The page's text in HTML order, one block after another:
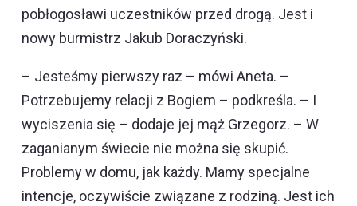
pobłogosławi uczestników przed drogą. Jest i
nowy burmistrz Jakub Doraczyński.
– Jesteśmy pierwszy raz – mówi Aneta. –
Potrzebujemy relacji z Bogiem – podkreśla. – I
wyciszenia się – dodaje jej mąż Grzegorz. – W
zaganianym świecie nie można się skupić.
Problemy w domu, jak każdy. Mamy specjalne
intencje, oczywiście związane z rodziną. Jest ich